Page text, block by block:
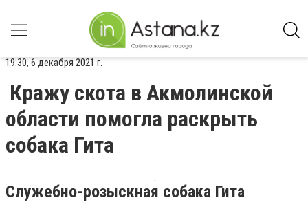
19:30, 6 декабря 2021 г.
Кражу скота в Акмолинской
области помогла раскрыть
собака Гита
Служебно-розыскная собака Гита